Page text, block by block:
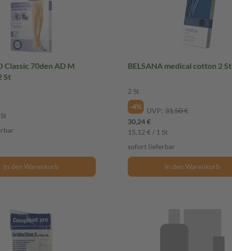
Classic 70den AD M
St
In den Warenkorb
BELSANA medical cotton 2 St
2 St
-4%
UVP: 31,50 €
30,24 €
15,12 € / 1 St
sofort lieferbar
In den Warenkorb